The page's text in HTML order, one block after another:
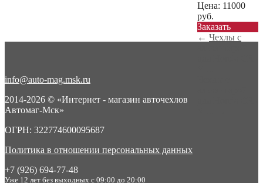
Цена: 11000
руб.
Заказать
← Чехлы с
info@auto-mag.msk.ru
2014-2026 © «Интернет - магазин авточехлов
Автомаг-Мск»
ОГРН: 322774600095687
Политика в отношении персональных данных
+7 (926) 694-77-48
Уже 12 лет без выходных с 09:00 до 20:00